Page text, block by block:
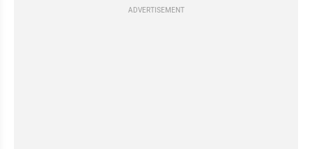
ADVERTISEMENT